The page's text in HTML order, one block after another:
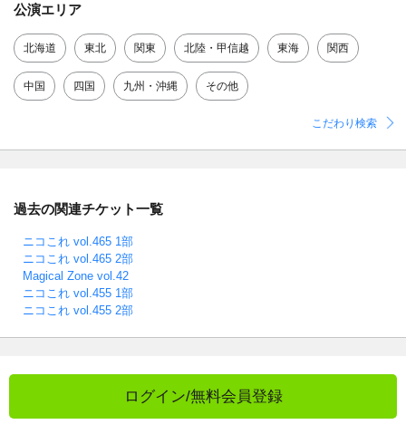
公演エリア
北海道 東北 関東 北陸・甲信越 東海 関西
中国 四国 九州・沖縄 その他
こだわり検索
過去の関連チケット一覧
ニコこれ vol.465 1部
ニコこれ vol.465 2部
Magical Zone vol.42
ニコこれ vol.455 1部
ニコこれ vol.455 2部
ログイン/無料会員登録